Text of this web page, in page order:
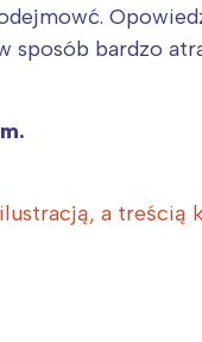
sposób bardzo
a treścią